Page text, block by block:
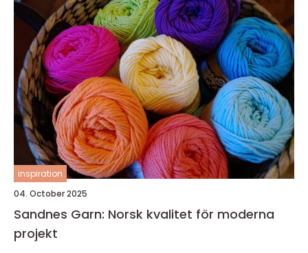
inspiration
04. October 2025
Sandnes Garn: Norsk kvalitet för moderna
projekt